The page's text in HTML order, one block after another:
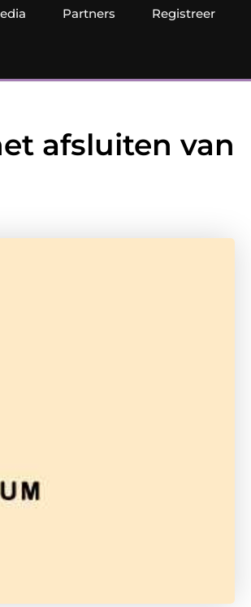
Partners Registreer
afsluiten van